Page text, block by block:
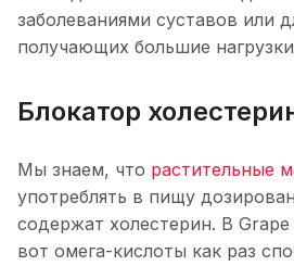
заболеваниями суставов или
получающих большие
Блокатор
Мы знаем, что растительные
употреблять в пищу
содержат холестерин. В Grape
вот омега-кислоты как раз